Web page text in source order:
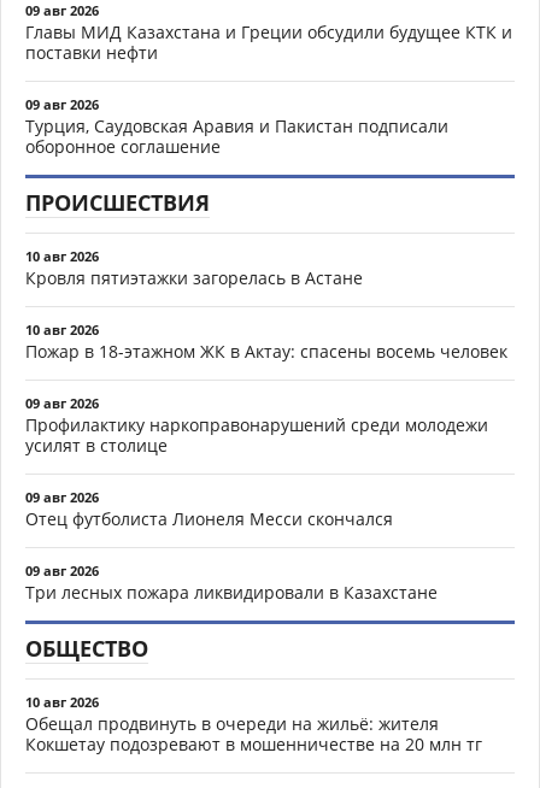
09 авг 2026
Главы МИД Казахстана и Греции обсудили будущее КТК и
поставки нефти
09 авг 2026
Турция, Саудовская Аравия и Пакистан подписали
оборонное соглашение
ПРОИСШЕСТВИЯ
10 авг 2026
Кровля пятиэтажки загорелась в Астане
10 авг 2026
Пожар в 18-этажном ЖК в Актау: спасены восемь человек
09 авг 2026
Профилактику наркоправонарушений среди молодежи
усилят в столице
09 авг 2026
Отец футболиста Лионеля Месси скончался
09 авг 2026
Три лесных пожара ликвидировали в Казахстане
ОБЩЕСТВО
10 авг 2026
Обещал продвинуть в очереди на жильё: жителя
Кокшетау подозревают в мошенничестве на 20 млн тг